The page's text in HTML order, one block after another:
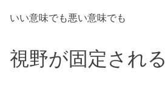
いい意味でも悪い意味でも
視野が固定される